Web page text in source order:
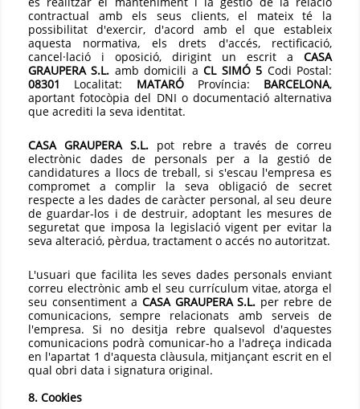
contractual amb els seus clients, el mateix té la
possibilitat d'exercir, d'acord amb el que estableix
aquesta normativa, els drets d'accés, rectificació,
cancel·lació i oposició, dirigint un escrit a CASA
GRAUPERA S.L. amb domicili aCL SIMÓ 5 Codi Postal:
08301
Localitat: MATARÓProvíncia: BARCELONA,
aportant fotocòpia del DNI o documentació alternativa
que acrediti la seva identitat.
CASA GRAUPERA S.L. pot rebre a través de correu
electrònic dades de personals per a la gestió de
candidatures a llocs de treball, si s'escau l'empresa es
compromet a complir la seva obligació de secret
respecte a les dades de caràcter personal, al seu deure
de guardar-los i de destruir, adoptant les mesures de
seguretat que imposa la legislació vigent per evitar la
seva alteració, pèrdua, tractament o accés no autoritzat.
L'usuari que facilita les seves dades personals enviant
correu electrònic amb el seu currículum vitae, atorga el
seu consentiment a CASA GRAUPERA S.L. per rebre de
comunicacions, sempre relacionats amb serveis de
l'empresa. Si no desitja rebre qualsevol d'aquestes
comunicacions podrà comunicar-ho a l'adreça indicada
en l'apartat 1 d'aquesta clàusula, mitjançant escrit en el
qual obri data i signatura original.
8. Cookies